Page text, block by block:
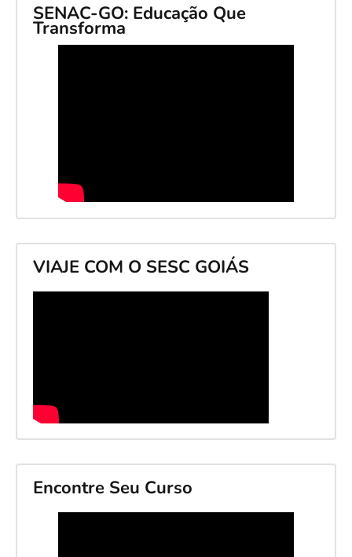
SENAC-GO: Educação Que
Transforma
VIAJE COM O SESC GOIÁS
Encontre Seu Curso